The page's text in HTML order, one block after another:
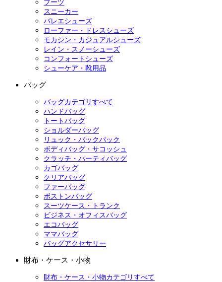
ブーツ
スニーカー
バレエシューズ
ローファー・ドレスシューズ
モカシン・カジュアルシューズ
レイン・スノーシューズ
コンフォートシューズ
シューケア・靴用品
バッグ
バッグカテゴリすべて
ハンドバッグ
トートバッグ
ショルダーバッグ
リュック・バックパック
ボディバッグ・サコッシュ
クラッチ・パーティバッグ
カゴバッグ
クリアバッグ
ファーバッグ
ボストンバッグ
スーツケース・トランク
ビジネス・オフィスバッグ
エコバッグ
ママバッグ
バッグアクセサリー
財布・ケース・小物
財布・ケース・小物カテゴリすべて